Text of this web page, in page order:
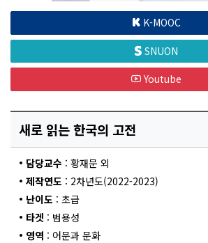
K-MOOC
SNUON
Youtube
새로 읽는 한국의 고전
• 담당교수 : 황재문 외
• 제작연도 : 2차년도(2022-2023)
• 난이도 : 초급
• 타겟 : 범용성
• 영역 : 어문과 문화